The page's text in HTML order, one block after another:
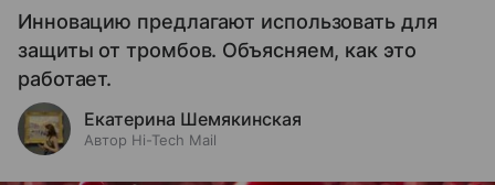
Инновацию предлагают использовать для
защиты от тромбов. Объясняем, как это
работает.
Екатерина Шемякинская
Автор Hi-Tech Mail